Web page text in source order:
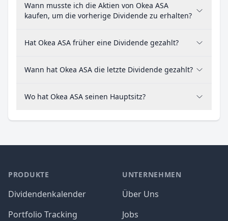
Wann musste ich die Aktien von Okea ASA
kaufen, um die vorherige Dividende zu erhalten?
Hat Okea ASA früher eine Dividende gezahlt?
Wann hat Okea ASA die letzte Dividende gezahlt?
Wo hat Okea ASA seinen Hauptsitz?
PRODUKTE
Dividendenkalender
Portfolio Tracking
UNTERNEHMEN
Über Uns
Jobs